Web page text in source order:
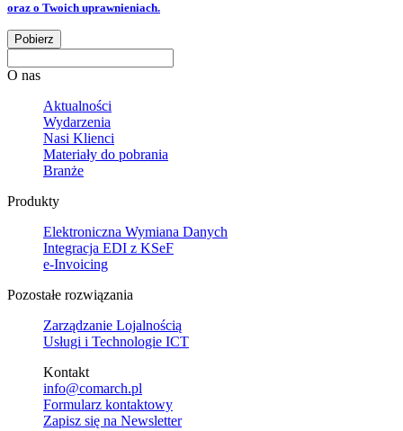
oraz o Twoich uprawnieniach.
Pobierz
O nas
Aktualności
Wydarzenia
Nasi Klienci
Materiały do pobrania
Branże
Produkty
Elektroniczna Wymiana Danych
Integracja EDI z KSeF
e-Invoicing
Pozostałe rozwiązania
Zarządzanie Lojalnością
Usługi i Technologie ICT
Kontakt
info@comarch.pl
Formularz kontaktowy
Zapisz się na Newsletter